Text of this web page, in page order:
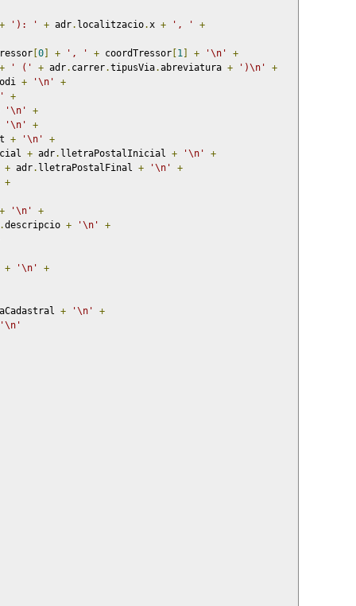
+ '): ' + adr. localitzacio. x + ', '
+
[0] + ', ' + coordTressor [1 ] + '\n'
+
+ ' (' + adr. carrer.tipusVia.abreviatura + ')\n'
+
+ '\n'
+
+
'\n'
+
'\n'
+
+ '\n'
+
+ adr. lletraPostalInicial + '\n'
+
+ adr. lletraPostalFinal + '\n'
+
+
+ '\n'
+
.descripcio + '\n'
+
+ '\n'
+
+ '\n'
+
'\n'